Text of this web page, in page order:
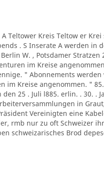
Teltower Kreis Teltow er Krei
. S Inserate A werden in
W. , Potsdamer Stratzen
im Kreise
" Abonnements
im Kreise angenommen. "
25 . Juli l885. erlin. . 30. .
in
Vereinigten eine
rmb nur zu oft Schweizer
schweizarisches Brod